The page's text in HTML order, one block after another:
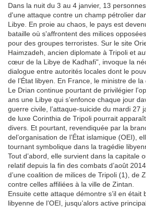
Dans la nuit du 3 au 4 janvier, 13
d'une attaque contre un champ pétrolier
Libye. En proie au chaos, le pays est
bataille où s'affrontent des milices
pour des groupes terroristes. Sur le site
Haimzadeh, ancien diplomate à Tripoli et
cœur de la Libye de Kadhafi", invoque la
dialogue entre autorités locales dont le
de l’État libyen. En France, le ministre de
Le Drian continue pourtant de privilégier
ans une Libye qui s’enfonce chaque jour
guerre civile, l’attaque-suicide du mardi 27
de luxe Corinthia de Tripoli pourrait
divers. Et pourtant, revendiquée par la
del’organisation de l’État islamique (OEI),
tournant symbolique dans la tragédie
Tout d’abord, elle survient dans la capitale
relatif depuis la fin des combats d’août
d’une coalition de milices de Tripoli (1), de
contre celles affiliées à la ville de Zintan.
Ensuite cette attaque démontre s’il en était
libyenne de l’OEI, jusqu’alors active